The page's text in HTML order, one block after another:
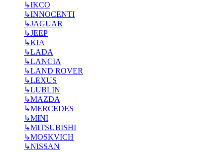
↳IKCO
↳INNOCENTI
↳JAGUAR
↳JEEP
↳KIA
↳LADA
↳LANCIA
↳LAND ROVER
↳LEXUS
↳LUBLIN
↳MAZDA
↳MERCEDES
↳MINI
↳MITSUBISHI
↳MOSKVICH
↳NISSAN